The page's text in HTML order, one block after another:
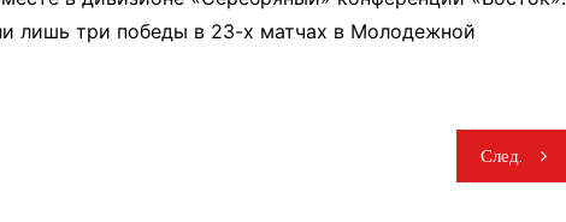
лишь три победы в 23-х матчах в Молодежной
След.